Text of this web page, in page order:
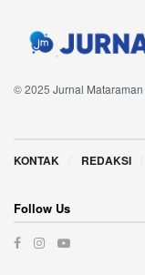
© 2025 Jurnal Mataraman
KONTAK REDAKSI
Follow Us